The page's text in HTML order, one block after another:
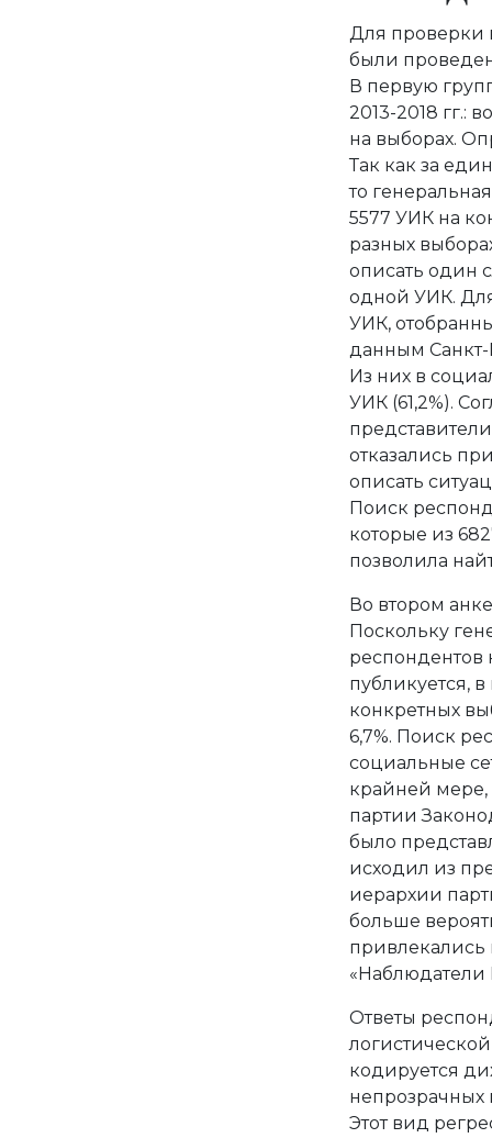
Для проверки
были
В первую
2013-2018 гг.:
на выборах.
Так как за
то
5577 УИК на
разных
описать один
одной УИК.
УИК,
данным Санкт-
Из них в
УИК (61,2%).
отказались
описать
Поиск
которые из
позволила
Во втором
Поскольку
респондентов
публикуется,
конкретных
6,7%. Поиск
социальные
крайней мере,
партии
было
исходил из
иерархии
больше
«Наблюдатели
Ответы
кодируется
непрозрачных
Этот вид